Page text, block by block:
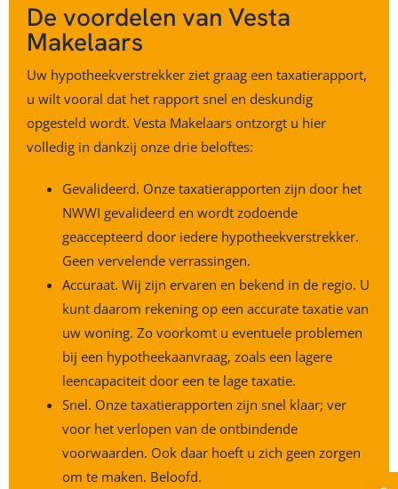
De voordelen van Vesta
Makelaars
Uw hypotheekverstrekker ziet graag een taxatierapport,
u wilt vooral dat het rapport snel en deskundig
opgesteld wordt. Vesta Makelaars ontzorgt u hier
volledig in dankzij onze drie beloftes:
Gevalideerd. Onze taxatierapporten zijn door het
NWWI gevalideerd en wordt zodoende
geaccepteerd door iedere hypotheekverstrekker.
Geen vervelende verrassingen.
Accuraat. Wij zijn ervaren en bekend in de regio. U
kunt daarom rekening op een accurate taxatie van
uw woning. Zo voorkomt u eventuele problemen
bij een hypotheekaanvraag, zoals een lagere
leencapaciteit door een te lage taxatie.
Snel. Onze taxatierapporten zijn snel klaar; ver
voor het verlopen van de ontbindende
voorwaarden. Ook daar hoeft u zich geen zorgen
om te maken. Beloofd.